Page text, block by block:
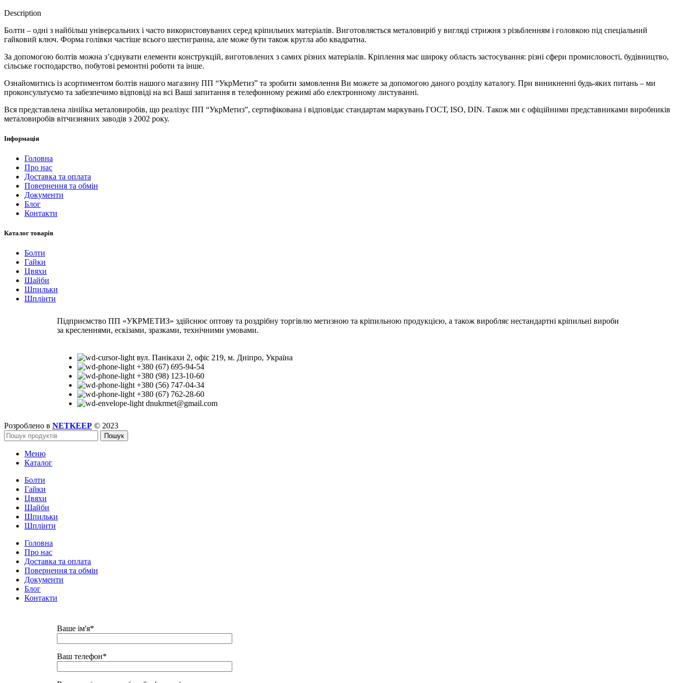
Description
Болти – одні з найбільш універсальних і часто використовуваних серед кріпильних матеріалів. Виготовляється металовиріб у вигляді стрижня з різьбленням і головкою під спеціальний
гайковий ключ. Форма голівки частіше всього шестигранна, але може бути також кругла або квадратна.
За допомогою болтів можна з’єднувати елементи конструкцій, виготовлених з самих різних матеріалів. Кріплення має широку область застосування: різні сфери промисловості, будівництво,
сільське господарство, побутові ремонтні роботи та інше.
Ознайомитись із асортиментом болтів нашого магазину ПП “УкрМетиз” та зробити замовлення Ви можете за допомогою даного розділу каталогу. При виникненні будь-яких питань – ми
проконсультуємо та забезпечимо відповіді на всі Ваші запитання в телефонному режимі або електронному листуванні.
Вся представлена ​​лінійка металовиробів, що реалізує ПП “УкрМетиз”, сертифікована і відповідає стандартам маркувань ГОСТ, ISO, DIN. Також ми є офіційними представниками виробників
металовиробів вітчизняних заводів з 2002 року.
Інформація
Головна
Про нас
Доставка та оплата
Повернення та обмін
Документи
Блог
Контакти
Каталог товарів
Болти
Гайки
Цвяхи
Шайби
Шпильки
Шплінти
Підприємство ПП «УКРМЕТИЗ» здійснює оптову та роздрібну торгівлю метизною та кріпильною продукцією, а також виробляє нестандартні кріпильні вироби
за кресленнями, ескізами, зразками, технічними умовами.
вул. Панікахи 2, офіс 219, м. Дніпро, Україна
+380 (67) 695-94-54
+380 (98) 123-10-60
+380 (56) 747-04-34
+380 (67) 762-28-60
dnukrmet@gmail.com
Розроблено в NETKEEP © 2023
Пошук
Меню
Каталог
Болти
Гайки
Цвяхи
Шайби
Шпильки
Шплінти
Головна
Про нас
Доставка та оплата
Повернення та обмін
Документи
Блог
Контакти
Ваше ім'я*
Ваш телефон*